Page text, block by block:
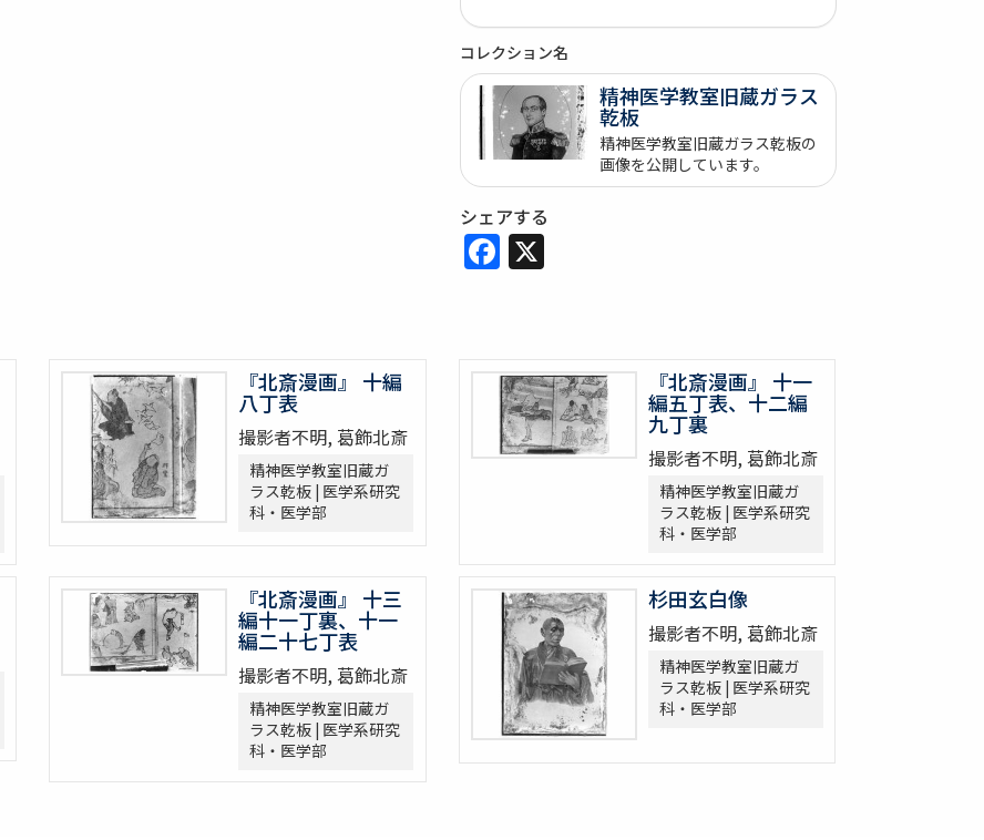
コレクション名
精神医学教室旧蔵ガラス
乾板
精神医学教室旧蔵ガラス乾板の
画像を公開しています。
シェアする
Facebook
X
『北斎漫画』 十編
八丁表
撮影者不明, 葛飾北斎
精神医学教室旧蔵ガ
ラス乾板 | 医学系研究
科・医学部
『北斎漫画』 十一
編五丁表、十二編
九丁裏
撮影者不明, 葛飾北斎
精神医学教室旧蔵ガ
ラス乾板 | 医学系研究
科・医学部
『北斎漫画』 十三
編十一丁裏、十一
編二十七丁表
撮影者不明, 葛飾北斎
精神医学教室旧蔵ガ
ラス乾板 | 医学系研究
科・医学部
杉田玄白像
撮影者不明, 葛飾北斎
精神医学教室旧蔵ガ
ラス乾板 | 医学系研究
科・医学部